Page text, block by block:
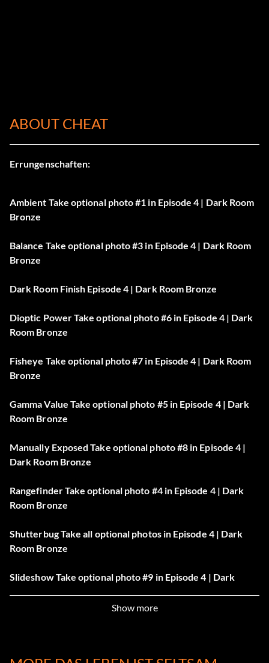
ABOUT CHEAT
Errungenschaften:
Ambient Take optional photo #1 in Episode 4 | Dark Room
Bronze
Balance Take optional photo #3 in Episode 4 | Dark Room
Bronze
Dark Room Finish Episode 4 | Dark Room Bronze
Dioptic Power Take optional photo #6 in Episode 4 | Dark
Room Bronze
Fisheye Take optional photo #7 in Episode 4 | Dark Room
Bronze
Gamma Value Take optional photo #5 in Episode 4 | Dark
Room Bronze
Manually Exposed Take optional photo #8 in Episode 4 |
Dark Room Bronze
Rangefinder Take optional photo #4 in Episode 4 | Dark
Room Bronze
Shutterbug Take all optional photos in Episode 4 | Dark
Room Bronze
Slideshow Take optional photo #9 in Episode 4 | Dark
Show more